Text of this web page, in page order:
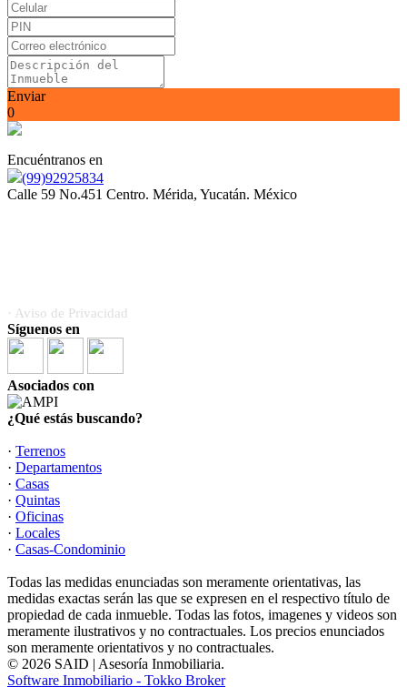
Enviar
0
Encuéntranos en
(99)92925834
Calle 59 No.451 Centro. Mérida, Yucatán. México
· Aviso de Privacidad
Síguenos en
Asociados con
¿Qué estás buscando?
· Terrenos
· Departamentos
· Casas
· Quintas
· Oficinas
· Locales
· Casas-Condominio
Todas las medidas enunciadas son meramente orientativas, las
medidas exactas serán las que se expresen en el respectivo título de
propiedad de cada inmueble. Todas las fotos, imagenes y videos son
meramente ilustrativos y no contractuales. Los precios enunciados
son meramente orientativos y no contractuales.
© 2026 SAID | Asesoría Inmobiliaria.
Software Inmobiliario - Tokko Broker